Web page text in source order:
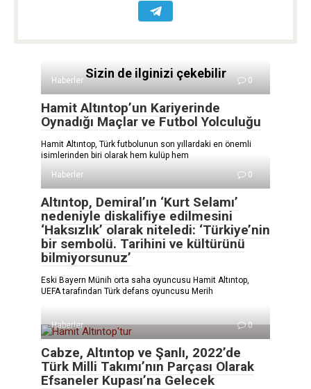
Sizin de ilginizi çekebilir
Haberler 0
Hamit Altıntop’un Kariyerinde
Oynadığı Maçlar ve Futbol Yolculuğu
Hamit Altıntop, Türk futbolunun son yıllardaki en önemli
isimlerinden biri olarak hem kulüp hem
Haberler
0
Altıntop, Demiral’ın ‘Kurt Selamı’
nedeniyle diskalifiye edilmesini
‘Haksızlık’ olarak niteledi: ‘Türkiye’nin
bir sembolü. Tarihini ve kültürünü
bilmiyorsunuz’
Eski Bayern Münih orta saha oyuncusu Hamit Altıntop,
UEFA tarafından Türk defans oyuncusu Merih
Haberler 0
Cabze, Altıntop ve Şanlı, 2022’de
Türk Milli Takımı’nın Parçası Olarak
Efsaneler Kupası’na Gelecek